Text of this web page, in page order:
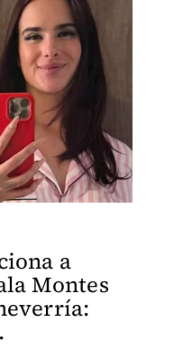
a
Montes